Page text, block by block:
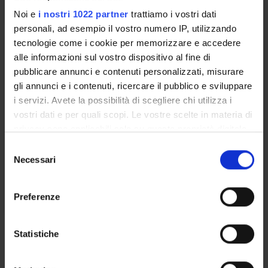
Noi e i nostri 1022 partner trattiamo i vostri dati
personali, ad esempio il vostro numero IP, utilizzando
tecnologie come i cookie per memorizzare e accedere
alle informazioni sul vostro dispositivo al fine di
pubblicare annunci e contenuti personalizzati, misurare
gli annunci e i contenuti, ricercare il pubblico e sviluppare
i servizi. Avete la possibilità di scegliere chi utilizza i
vostri dati e per quali scopi. Le vostre scelte in materia di
modificare o revocare il proprio consenso in qualsiasi
momento dalla Dichiarazione sui cookie o facendo clic
raccogliere informazioni sulla tua posizione
geografica, con un'approssimazione di qualche
Necessari
Preferenze
Statistiche
VITICOLTURAL ECOLOGY AND
PHYSIOLOGY
Credits
6
Period
Semester 2
Academic staff
Ron Shmuleviz
Learning objectives